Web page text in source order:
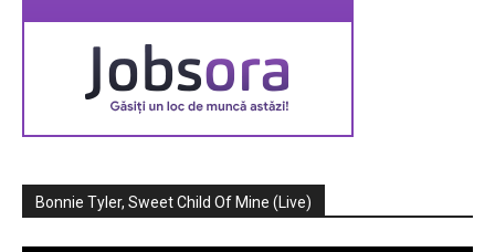
Bonnie Tyler, Sweet Child Of Mine (Live)